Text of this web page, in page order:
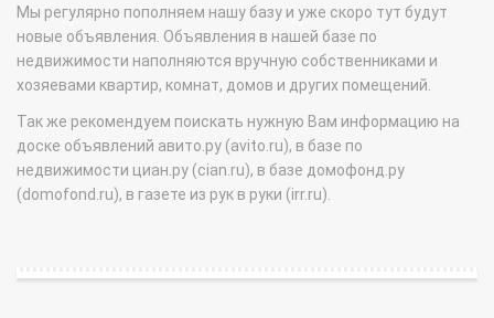
Мы регулярно пополняем нашу базу и уже скоро тут будут
новые объявления. Объявления в нашей базе по
недвижимости наполняются вручную собственниками и
хозяевами квартир, комнат, домов и других помещений.
Так же рекомендуем поискать нужную Вам информацию на
доске объявлений авито.ру (avito.ru), в базе по
недвижимости циан.ру (cian.ru), в базе домофонд.ру
(domofond.ru), в газете из рук в руки (irr.ru).